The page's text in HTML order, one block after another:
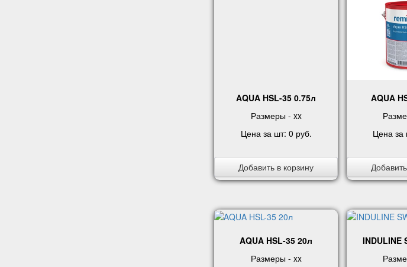
AQUA HSL-35 0.75л
Размеры - xx
Цена за шт: 0 руб.
Добавить в корзину
AQUA
Цена
AQUA HSL-35 20л
Размеры - xx
INDULINE